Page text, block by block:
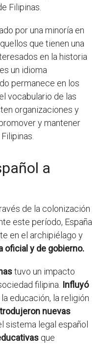
Filipinas.
por una minoría en
que tienen una
​​en la historia
un idioma
permanece en los
vocabulario de las
organizaciones y
y mantener
a
de la colonización
este período, España
en el archipiélago y
oficial y de gobierno.
tuvo un impacto
filipina. Influyó
la educación, la religión
nuevas
sistema legal español
que